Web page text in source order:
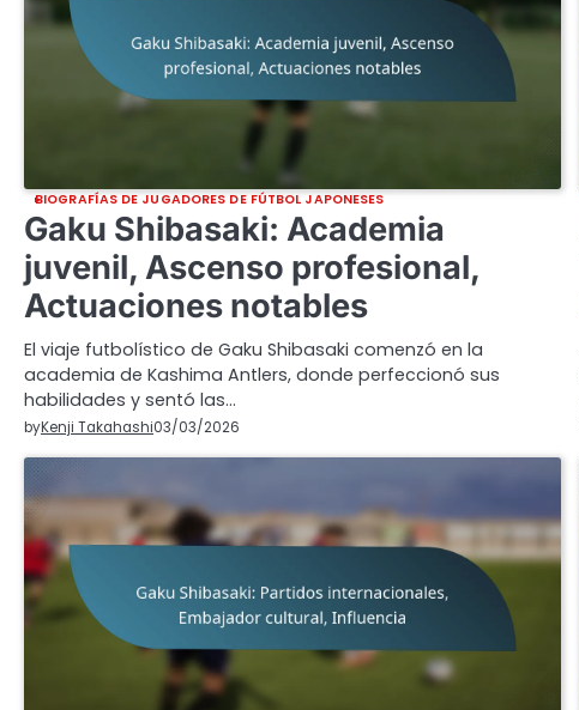
BIOGRAFÍAS DE JUGADORES DE FÚTBOL JAPONESES
Gaku Shibasaki: Academia
juvenil, Ascenso profesional,
Actuaciones notables
El viaje futbolístico de Gaku Shibasaki comenzó en la
academia de Kashima Antlers, donde perfeccionó sus
habilidades y sentó las…
byKenji Takahashi03/03/2026